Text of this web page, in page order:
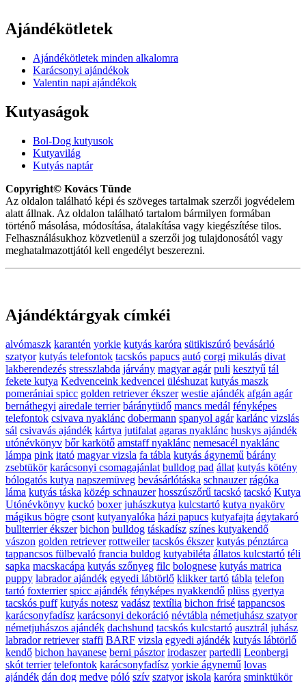
Ajándékötletek
Ajándékötletek minden alkalomra
Karácsonyi ajándékok
Valentin napi ajándékok
Kutyaságok
Bol-Dog kutyusok
Kutyavilág
Kutyás naptár
Copyright© Kovács Tünde
Az oldalon található képi és szöveges tartalmak szerzői jogvédelem
alatt állnak. Az oldalon található tartalom bármilyen formában
történő másolása, módosítása, átalakítása vagy kiegészítése tilos.
Felhasználásukhoz közvetlenül a szerzői jog tulajdonosától vagy
meghatalmazottjától kell engedélyt beszerezni.
Ajándéktárgyak címkéi
alvómaszk karantén yorkie kutyás karóra sütikiszúró bevásárló
szatyor kutyás telefontok tacskós papucs autó corgi mikulás divat
lakberendezés stresszlabda járvány magyar agár puli kesztyű tál
fekete kutya Kedvenceink kedvencei üléshuzat kutyás maszk
pomerániai spicc golden retriever ékszer westie ajándék afgán agár
bernáthegyi airedale terrier báránytüdő mancs medál fényképes
telefontok csivava nyaklánc dobermann spanyol agár karlánc vizslás
sál csivavás ajándék kártya jutifalat agaras nyaklánc huskys ajándék
utónévkönyv bőr karkötő amstaff nyaklánc nemesacél nyaklánc
lámpa pink itató magyar vizsla fa tábla kutyás ágynemű bárány
zsebtükör karácsonyi csomagajánlat bulldog pad állat kutyás kötény
bólogatós kutya napszemüveg bevásárlótáska schnauzer rágóka
láma kutyás táska közép schnauzer hosszúszőrű tacskó tacskó Kutya
Utónévkönyv kuckó boxer juhászkutya kulcstartó kutya nyakörv
mágikus bögre csont kutyanyalóka házi papucs kutyafajta ágytakaró
bullterrier ékszer bichon bulldog táskadísz színes kutyakendő
vászon golden retriever rottweiler tacskós ékszer kutyás pénztárca
tappancsos fülbevaló francia buldog kutyabiléta állatos kulcstartó téli
sapka macskacápa kutyás szőnyeg filc bolognese kutyás matrica
puppy labrador ajándék egyedi lábtörlő klikker tartó tábla telefon
tartó foxterrier spicc ajándék fényképes nyakkendő plüss gyertya
tacskós puff kutyás notesz vadász textília bichon frisé tappancsos
karácsonyfadísz karácsonyi dekoráció névtábla németjuhász szatyor
németjuhászos ajándék dachshund tacskós kulcstartó ausztrál juhász
labrador retriever staffi BARF vizsla egyedi ajándék kutyás lábtörlő
kendő bichon havanese berni pásztor irodaszer partedli Leonbergi
skót terrier telefontok karácsonyfadísz yorkie ágynemű lovas
ajándék dán dog medve póló szív szatyor iskola karóra sminktükör